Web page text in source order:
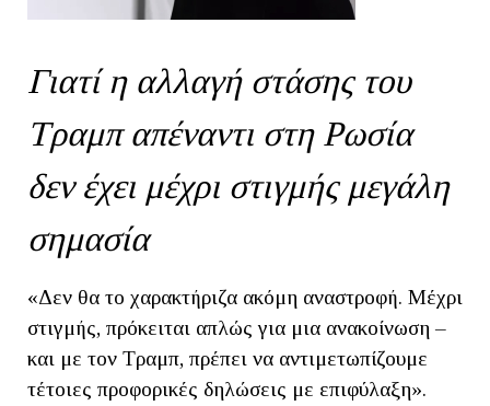
Γιατί η αλλαγή στάσης του
Τραμπ απέναντι στη Ρωσία
δεν έχει μέχρι στιγμής μεγάλη
σημασία
«Δεν θα το χαρακτήριζα ακόμη αναστροφή. Μέχρι
στιγμής, πρόκειται απλώς για μια ανακοίνωση –
και με τον Τραμπ, πρέπει να αντιμετωπίζουμε
τέτοιες προφορικές δηλώσεις με επιφύλαξη».